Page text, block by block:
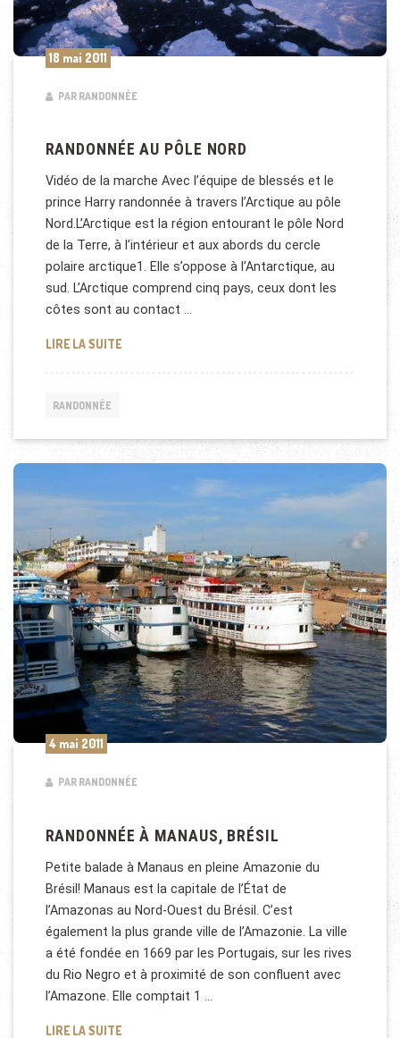
18 mai 2011
PAR RANDONNÉE
RANDONNÉE AU PÔLE NORD
Vidéo de la marche Avec l’équipe de blessés et le
prince Harry randonnée à travers l’Arctique au pôle
Nord.L’Arctique est la région entourant le pôle Nord
de la Terre, à l’intérieur et aux abords du cercle
polaire arctique1. Elle s’oppose à l’Antarctique, au
sud. L’Arctique comprend cinq pays, ceux dont les
côtes sont au contact …
LIRE LA SUITERANDONNÉE AU PÔLE NORD
RANDONNÉE
4 mai 2011
PAR RANDONNÉE
RANDONNÉE À MANAUS, BRÉSIL
Petite balade à Manaus en pleine Amazonie du
Brésil! Manaus est la capitale de l’État de
l’Amazonas au Nord-Ouest du Brésil. C’est
également la plus grande ville de l’Amazonie. La ville
a été fondée en 1669 par les Portugais, sur les rives
du Rio Negro et à proximité de son confluent avec
l’Amazone. Elle comptait 1 …
LIRE LA SUITERANDONNÉE À MANAUS, BRÉSIL